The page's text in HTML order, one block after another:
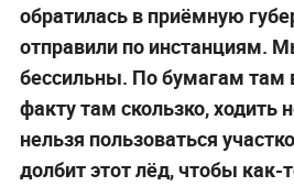
обратилась в приёмную
отправили по инстанциям.
бессильны. По бумагам там
факту там скользко, ходить
нельзя пользоваться
долбит этот лёд, чтобы как-